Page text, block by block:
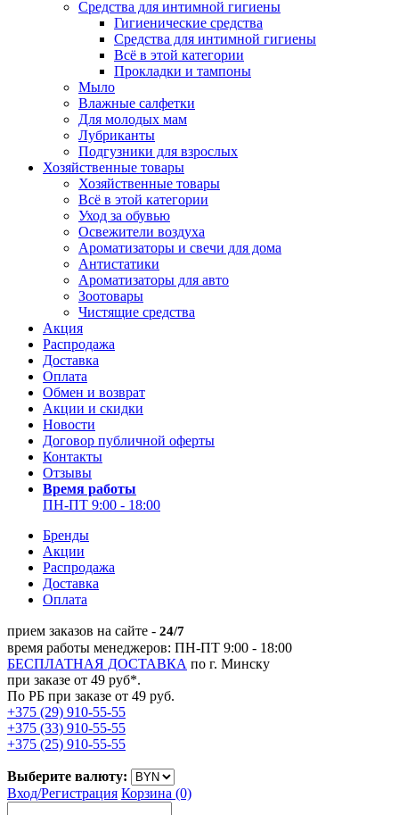
Средства для интимной гигиены
Гигиенические средства
Средства для интимной гигиены
Всё в этой категории
Прокладки и тампоны
Мыло
Влажные салфетки
Для молодых мам
Лубриканты
Подгузники для взрослых
Хозяйственные товары
Хозяйственные товары
Всё в этой категории
Уход за обувью
Освежители воздуха
Ароматизаторы и свечи для дома
Антистатики
Ароматизаторы для авто
Зоотовары
Чистящие средства
Акция
Распродажа
Доставка
Оплата
Обмен и возврат
Акции и скидки
Новости
Договор публичной оферты
Контакты
Отзывы
Время работы
ПН-ПТ 9:00 - 18:00
Бренды
Акции
Распродажа
Доставка
Оплата
прием заказов на сайте - 24/7
время работы менеджеров: ПН-ПТ 9:00 - 18:00
БЕСПЛАТНАЯ ДОСТАВКА по г. Минску
при заказе от 49 руб*.
По РБ при заказе от 49 руб.
+375 (29) 910-55-55
+375 (33) 910-55-55
+375 (25) 910-55-55
Выберите валюту:
Вход/Регистрация Корзина (0)